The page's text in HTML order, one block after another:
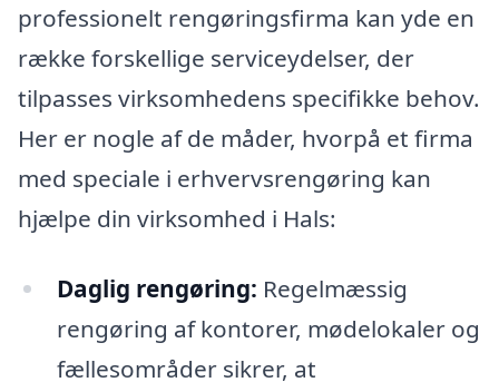
professionelt rengøringsfirma kan yde en
række forskellige serviceydelser, der
tilpasses virksomhedens specifikke behov.
Her er nogle af de måder, hvorpå et firma
med speciale i erhvervsrengøring kan
hjælpe din virksomhed i Hals:
Daglig rengøring: Regelmæssig
rengøring af kontorer, mødelokaler og
fællesområder sikrer, at